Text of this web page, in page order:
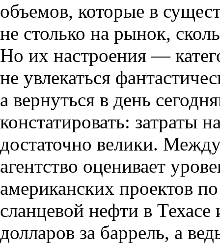
объемов, которые в
не столько на рынок,
Но их настроения —
не увлекаться
а вернуться в день
констатировать: затраты
достаточно велики.
агентство оценивает
американских проектов
сланцевой нефти в
долларов за баррель, а